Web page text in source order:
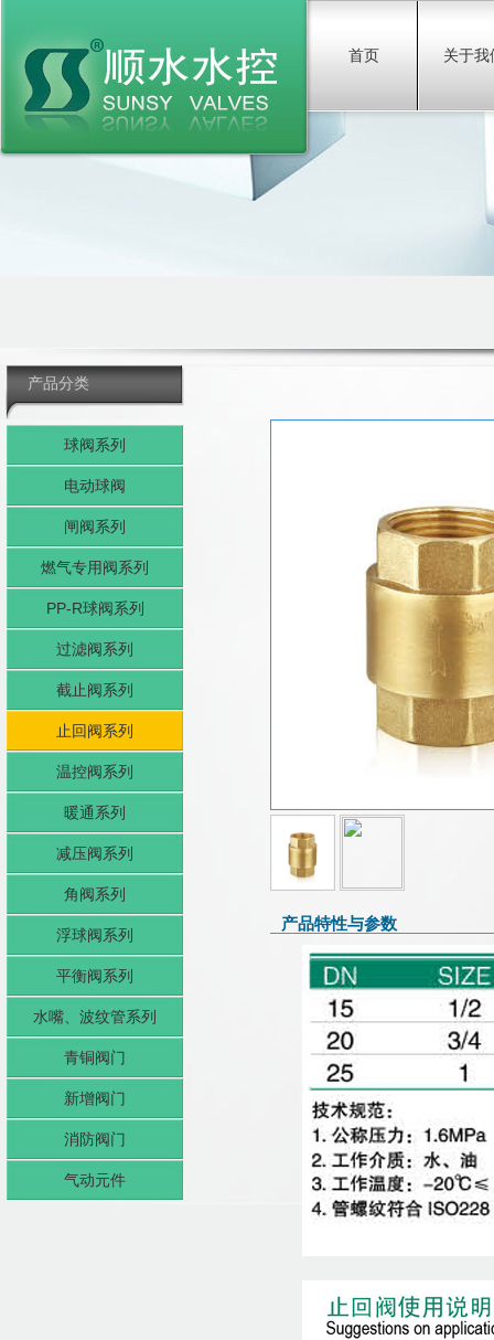
首页 关于我
产品分类
球阀系列
电动球阀
闸阀系列
燃气专用阀系列
PP-R球阀系列
过滤阀系列
截止阀系列
止回阀系列
温控阀系列
暖通系列
减压阀系列
角阀系列
浮球阀系列
平衡阀系列
水嘴、波纹管系列
青铜阀门
新增阀门
消防阀门
气动元件
产品特性与参数